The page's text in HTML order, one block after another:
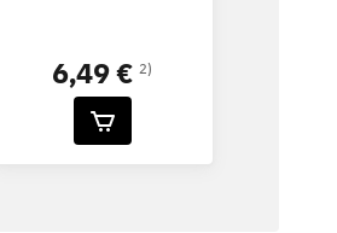
6,49 €2)